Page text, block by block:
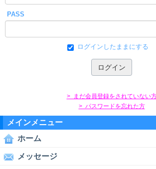
小説
PASS
ログインしたままにする
> まだ会員登録をされていない
> パスワードを忘れた方
メインメニュー
ホーム
メッセージ